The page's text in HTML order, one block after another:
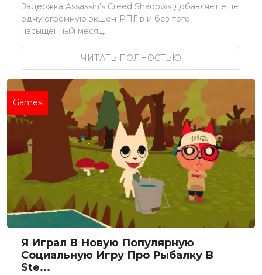
Задержка Assassin's Creed Shadows добавляет еще
одну огромную экшен-РПГ в и без того
насыщенный месяц.
ЧИТАТЬ ПОЛНОСТЬЮ
Games
Я Играл В Новую Популярную
Социальную Игру Про Рыбалку В
Ste...